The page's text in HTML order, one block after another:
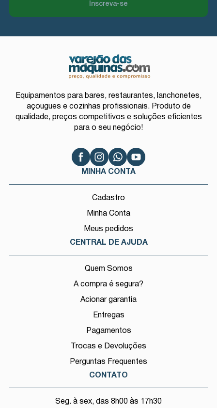
Inscreva-se
Equipamentos para bares, restaurantes, lanchonetes,
açougues e cozinhas profissionais. Produto de
qualidade, preços competitivos e soluções eficientes
para o seu negócio!
MINHA CONTA
Cadastro
Minha Conta
Meus pedidos
CENTRAL DE AJUDA
Quem Somos
A compra é segura?
Acionar garantia
Entregas
Pagamentos
Trocas e Devoluções
Perguntas Frequentes
CONTATO
Seg. à sex, das 8h00 às 17h30